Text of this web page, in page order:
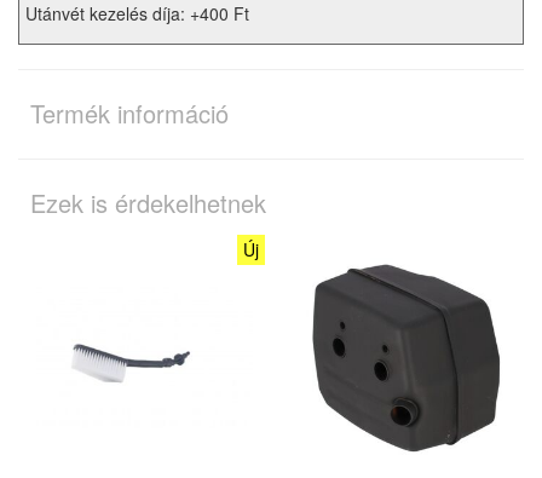
Utánvét kezelés díja: +400 Ft
Termék információ
Ezek is érdekelhetnek
Új